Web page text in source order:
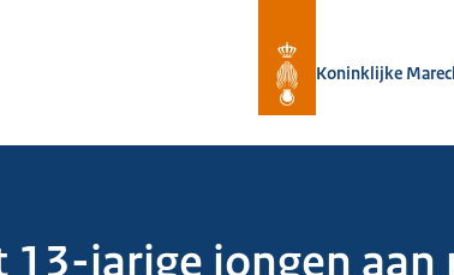
Koninklijke
13-jarige jongen aan